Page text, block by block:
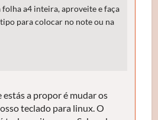
a4 inteira, aproveite e faça
para colocar no note ou na
estás a propor é mudar os
teclado para linux. O